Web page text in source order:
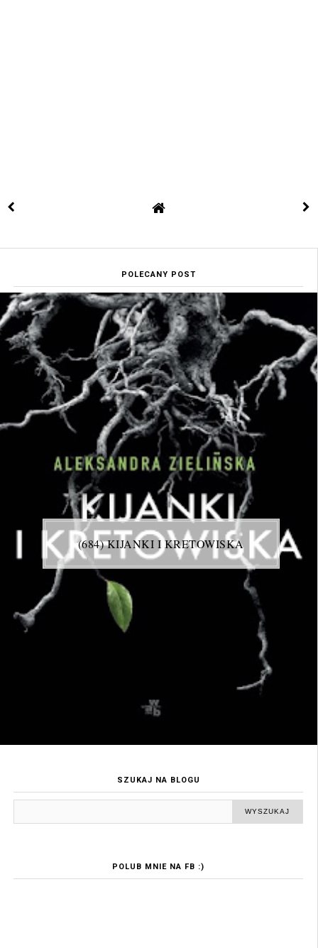
POLECANY POST
(684) KIJANKI I KRETOWISKA
SZUKAJ NA BLOGU
POLUB MNIE NA FB :)